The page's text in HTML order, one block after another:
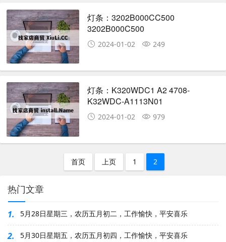
灯条：3202B000CC500
3202B000C500
2024-01-02 249
灯条：K320WDC1 A2 4708-
K32WDC-A1113N01
2024-01-02 979
首页 上页 1 2
热门文章
1. 5月28日星期三，农历五月初二，工作愉快，平安喜乐
2. 5月30日星期五，农历五月初四，工作愉快，平安喜乐